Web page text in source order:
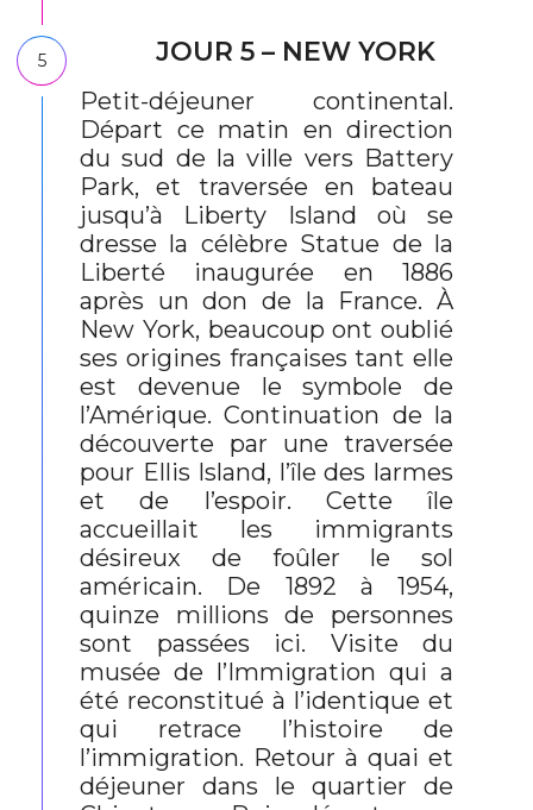
5 JOUR 5 – NEW YORK
Petit-déjeuner continental.
Départ ce matin en direction
du sud de la ville vers Battery
Park, et traversée en bateau
jusqu’à Liberty Island où se
dresse la célèbre Statue de la
Liberté inaugurée en 1886
après un don de la France. À
New York, beaucoup ont oublié
ses origines françaises tant elle
est devenue le symbole de
l’Amérique. Continuation de la
découverte par une traversée
pour Ellis Island, l’île des larmes
et de l’espoir. Cette île
accueillait les immigrants
désireux de foûler le sol
américain. De 1892 à 1954,
quinze millions de personnes
sont passées ici. Visite du
musée de l’Immigration qui a
été reconstitué à l’identique et
qui retrace l’histoire de
l’immigration. Retour à quai et
déjeuner dans le quartier de